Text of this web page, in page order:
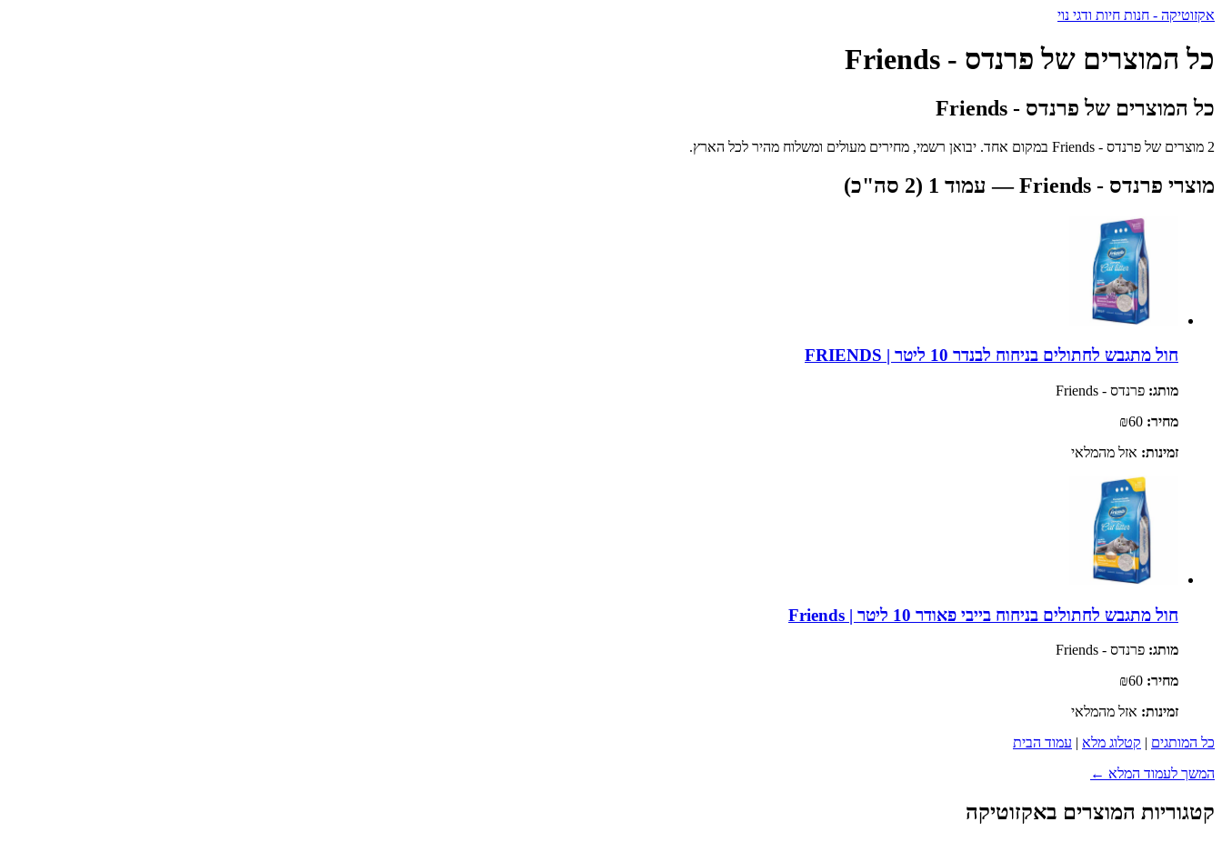
אקזוטיקה - חנות חיות ודגי נוי
כל המוצרים של פרנדס - Friends
כל המוצרים של פרנדס - Friends
2 מוצרים של פרנדס - Friends במקום אחד. יבואן רשמי, מחירים מעולים ומשלוח מהיר לכל הארץ.
מוצרי פרנדס - Friends — עמוד 1 (2 סה"כ)
חול מתגבש לחתולים בניחוח לבנדר 10 ליטר | FRIENDS
מותג: פרנדס - Friends
מחיר:
זמינות: אזל מהמלאי
חול מתגבש לחתולים בניחוח בייבי פאודר 10 ליטר | Friends
מותג: פרנדס - Friends
מחיר:
זמינות: אזל מהמלאי
כל המותגים
קטלוג מלא
עמוד הבית
המשך לעמוד המלא ←
קטגוריות המוצרים באקזוטיקה